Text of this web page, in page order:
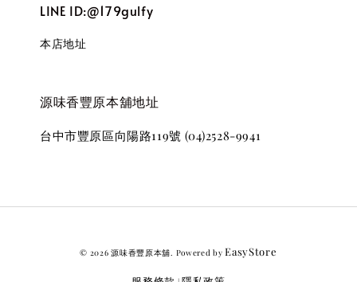
LINE ID:@179gulfy
本店地址
源味香豐原本舖地址
台中市豐原區向陽路119號 (04)2528-9941
© 2026 源味香豐原本舖. Powered byEasyStore